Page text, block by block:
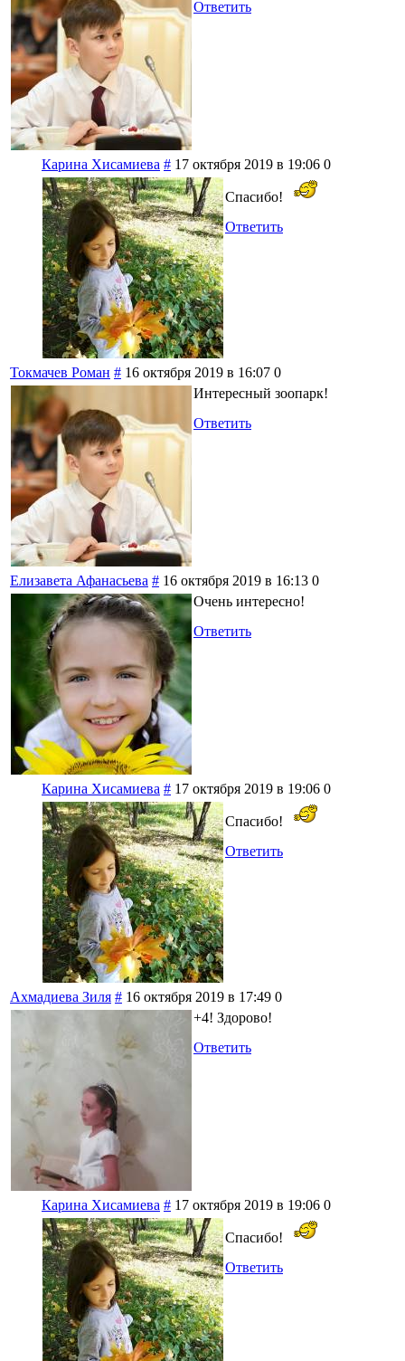
Ответить
Карина Хисамиева # 17 октября 2019 в 19:06 0
Спасибо!
Ответить
Токмачев Роман # 16 октября 2019 в 16:07 0
Интересный зоопарк!
Ответить
Елизавета Афанасьева # 16 октября 2019 в 16:13 0
Очень интересно!
Ответить
Карина Хисамиева # 17 октября 2019 в 19:06 0
Спасибо!
Ответить
Ахмадиева Зиля # 16 октября 2019 в 17:49 0
+4! Здорово!
Ответить
Карина Хисамиева # 17 октября 2019 в 19:06 0
Спасибо!
Ответить